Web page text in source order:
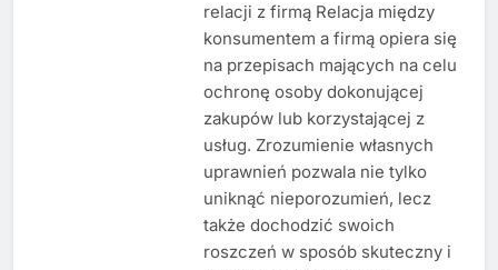
relacji z firmą Relacja między
konsumentem a firmą opiera się
na przepisach mających na celu
ochronę osoby dokonującej
zakupów lub korzystającej z
usług. Zrozumienie własnych
uprawnień pozwala nie tylko
uniknąć nieporozumień, lecz
także dochodzić swoich
roszczeń w sposób skuteczny i